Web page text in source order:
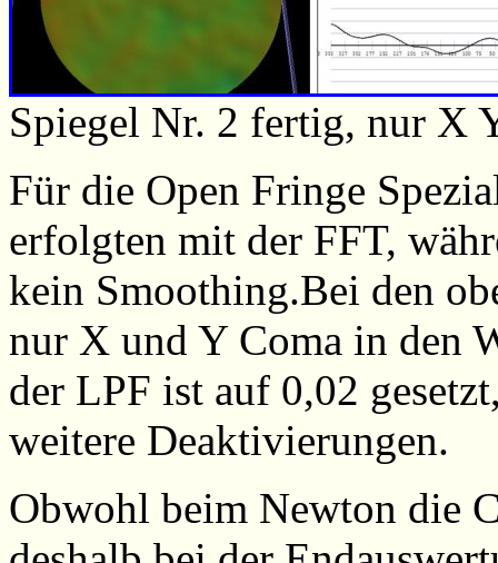
Spiegel Nr. 2 fertig, nur X
Für die Open Fringe
erfolgten mit der FFT,
kein Smoothing.Bei den
nur X und Y Coma in den
der LPF ist auf 0,02
weitere Deaktivierungen.
Obwohl beim Newton die